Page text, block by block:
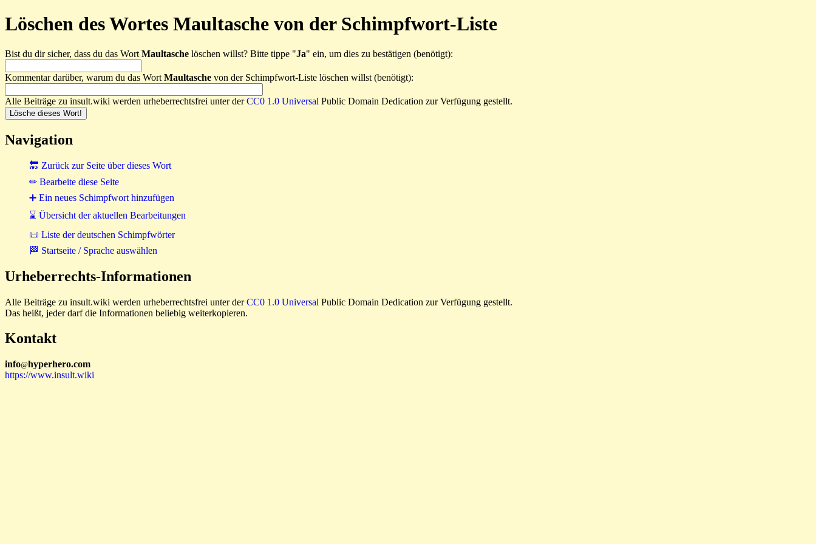
Löschen des Wortes Maultasche von der Schimpfwort-Liste
Bist du dir sicher, dass du das Wort Maultasche löschen willst? Bitte tippe "Ja" ein, um dies zu bestätigen (benötigt):
Kommentar darüber, warum du das Wort Maultasche von der Schimpfwort-Liste löschen willst (benötigt):
Alle Beiträge zu insult.wiki werden urheberrechtsfrei unter derCC0 1.0 Universal Public Domain Dedication zur Verfügung gestellt.
Navigation
🔙 Zurück zur Seite über dieses Wort
✏ Bearbeite diese Seite
➕ Ein neues Schimpfwort hinzufügen
⌛ Übersicht der aktuellen Bearbeitungen
📜 Liste der deutschen Schimpfwörter
🏁 Startseite / Sprache auswählen
Urheberrechts-Informationen
Alle Beiträge zu insult.wiki werden urheberrechtsfrei unter derCC0 1.0 Universal Public Domain Dedication zur Verfügung gestellt.
Das heißt, jeder darf die Informationen beliebig weiterkopieren.
Kontakt
info@hyperhero.com
https://www.insult.wiki